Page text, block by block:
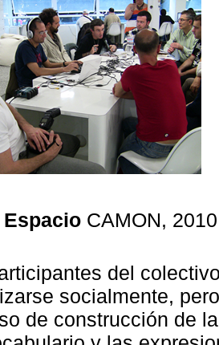
Espacio CAMON,
del
socialmente,
de construcción de